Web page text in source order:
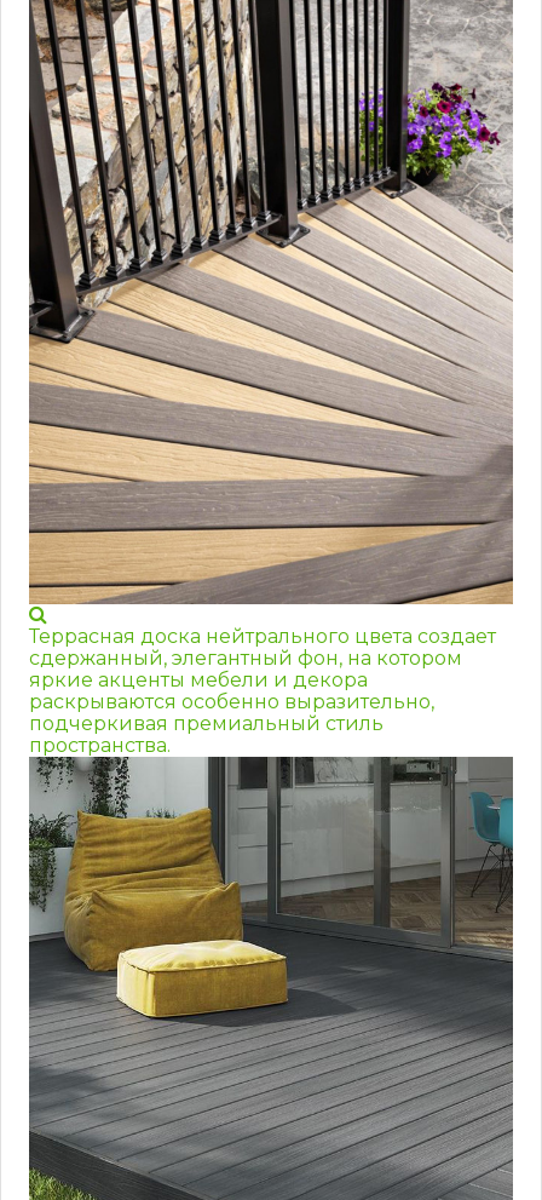
Террасная доска нейтрального цвета создает
сдержанный, элегантный фон, на котором
яркие акценты мебели и декора
раскрываются особенно выразительно,
подчеркивая премиальный стиль
пространства.